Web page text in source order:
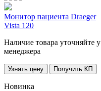
Монитор пациента Draeger
Vista 120
Наличие товара уточняйте у
менеджера
Узнать цену Получить КП
Новинка